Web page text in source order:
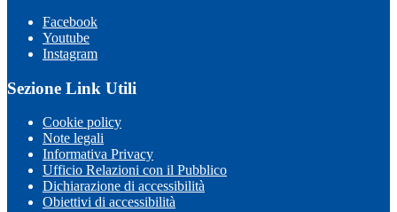
Facebook
Youtube
Instagram
Sezione Link Utili
Cookie policy
Note legali
Informativa Privacy
Ufficio Relazioni con il Pubblico
Dichiarazione di accessibilità
Obiettivi di accessibilità